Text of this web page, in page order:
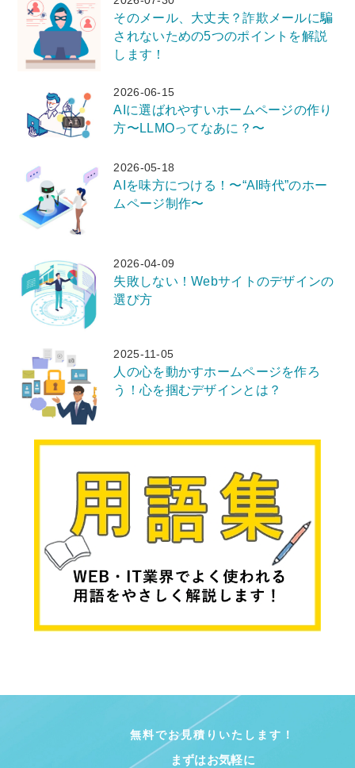
そのメール、大丈夫？詐欺メールに騙
されないための5つのポイントを解説
します！
2026-06-15
AIに選ばれやすいホームページの作り
方〜LLMOってなあに？〜
2026-05-18
AIを味方につける！〜“AI時代”のホー
ムページ制作〜
2026-04-09
失敗しない！Webサイトのデザインの
選び方
2025-11-05
人の心を動かすホームページを作ろ
う！心を掴むデザインとは？
無料でお見積りいたします！
まずはお気軽に